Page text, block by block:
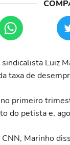
Luiz
taxa de
primeiro
do petista e,
Marinho